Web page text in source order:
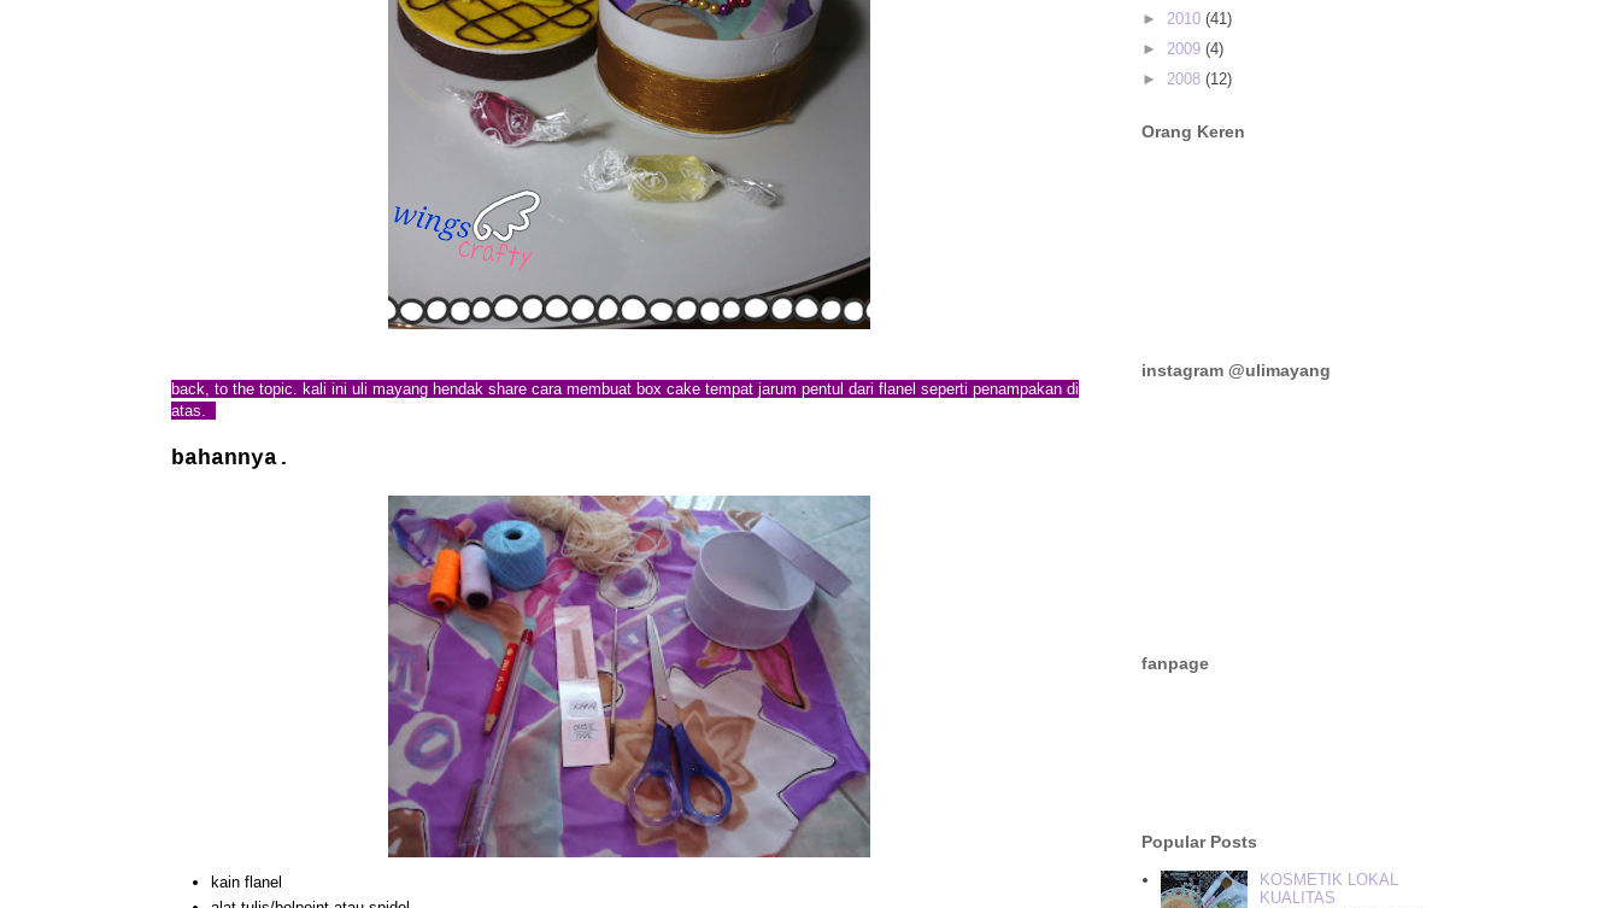
back, to the topic. kali ini uli mayang hendak share cara membuat box cake tempat jarum pentul dari flanel seperti penampakan di
atas.
bahannya.
kain flanel
► 2010 (41)
► 2009 (4)
► 2008 (12)
Orang Keren
instagram @ulimayang
fanpage
Popular Posts
KOSMETIK LOKAL
KUALITAS